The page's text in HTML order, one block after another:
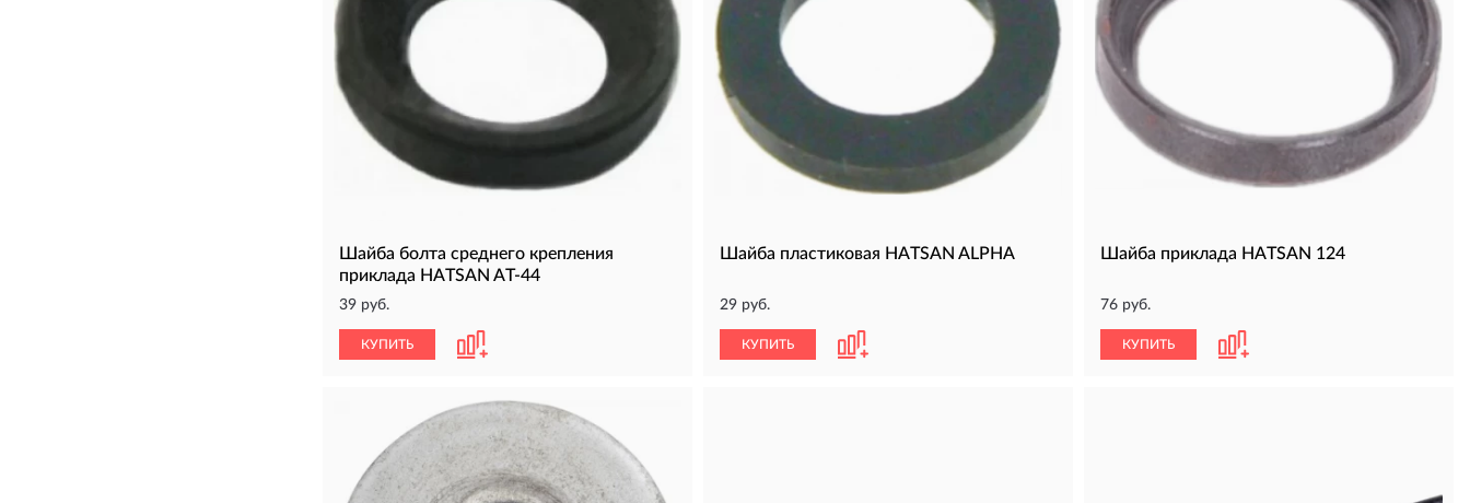
Шайба болта среднего крепления
приклада HATSAN AT-44
39 руб.
КУПИТЬ
Шайба пластиковая HATSAN ALPHA
29 руб.
КУПИТЬ
Шайба приклада HATSAN 124
76 руб.
КУПИТЬ